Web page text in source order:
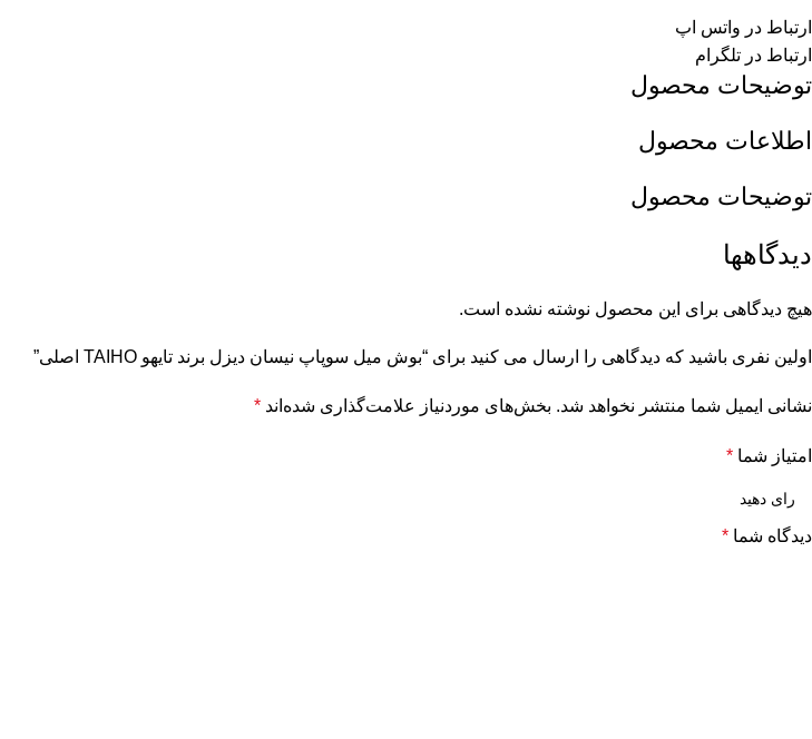
ارتباط در واتس اپ
ارتباط در تلگرام
توضیحات محصول
اطلاعات محصول
توضیحات محصول
دیدگاهها
هیچ دیدگاهی برای این محصول نوشته نشده است.
اولین نفری باشید که دیدگاهی را ارسال می کنید برای “بوش میل سوپاپ نیسان دیزل برند تایهو TAIHO اصلی”
نشانی ایمیل شما منتشر نخواهد شد. بخش‌های موردنیاز علامت‌گذاری شده‌اند *
امتیاز شما *
دیدگاه شما *